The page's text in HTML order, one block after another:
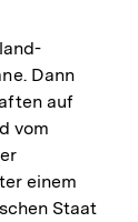
Dann
auf
vom
einem
Staat